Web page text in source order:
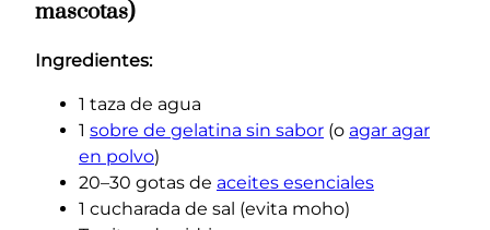
mascotas)
Ingredientes:
1 taza de agua
1 sobre de gelatina sin sabor (o agar agar
en polvo)
20–30 gotas de aceites esenciales
1 cucharada de sal (evita moho)